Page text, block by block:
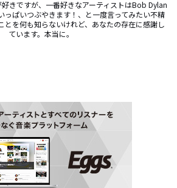
きですが、一番好きなアーティストはBob Dylan
っぱいつぶやきます！、と一度言ってみたい不精
とを何も知らないけれど、あなたの存在に感謝し
ています。本当に。